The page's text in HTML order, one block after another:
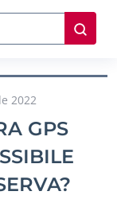
2022
GPS